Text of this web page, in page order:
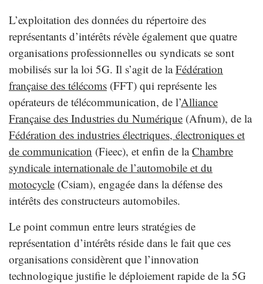
L’exploitation des données du répertoire des
représentants d’intérêts révèle également que quatre
organisations professionnelles ou syndicats se sont
mobilisés sur la loi 5G. Il s’agit de laFédération
française des télécoms (FFT) qui représente les
opérateurs de télécommunication, de l’Alliance
Française des Industries du Numérique (Afnum), de la
Fédération des industries électriques, électroniques et
de communication (​Fieec), et enfin de laChambre
syndicale internationale de l’automobile et du
motocycle (Csiam), engagée dans la défense des
intérêts des constructeurs automobiles.
Le point commun entre leurs stratégies de
représentation d’intérêts réside dans le fait que ces
organisations considèrent que l’innovation
technologique justifie le déploiement rapide de la 5G